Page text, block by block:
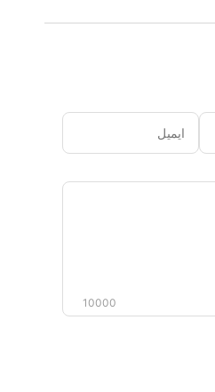
نام ایمیل
دیدگاه
10000